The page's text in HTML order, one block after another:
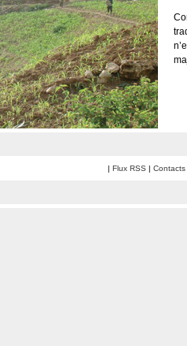
| Flux RSS | Contacts